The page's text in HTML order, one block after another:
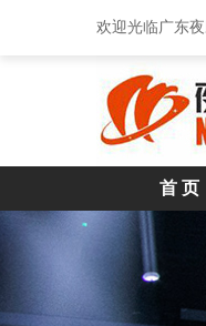
欢迎光临广东
首 页